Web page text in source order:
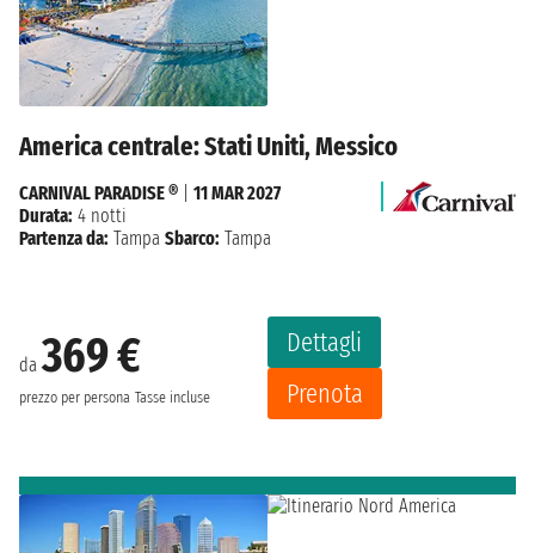
America centrale: Stati Uniti, Messico
da369 €
prezzo per persona Tasse incluse
Dettagli
Prenota
CARNIVAL PARADISE ®
11 MAR 2027
Durata: 4 notti
Partenza da: Tampa Sbarco: Tampa